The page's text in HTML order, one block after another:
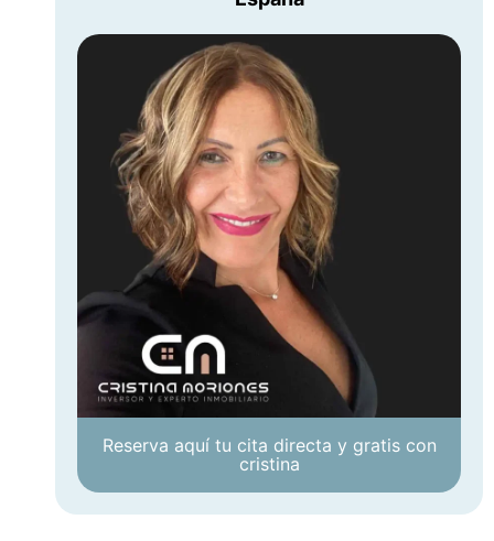
Reserva aquí tu cita directa y gratis con
cristina